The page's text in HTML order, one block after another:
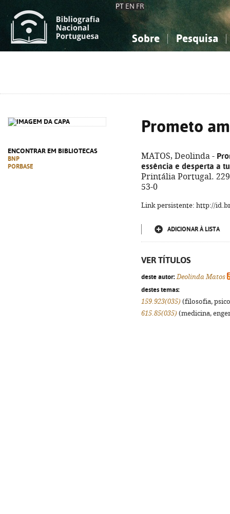
PT EN FR
Sobre Pesquisa
ENCONTRAR EM BIBLIOTECAS
BNP
PORBASE
Prometo
MATOS, Deolinda -
essência e desperta a
Printália Portugal.
53-0
Link persistente: http://
ADICIONAR À LISTA
VER TÍTULOS
deste autor: Deolinda Matos
destes temas:
159.923(035) (filosofia,
615.85(035) (medicina,